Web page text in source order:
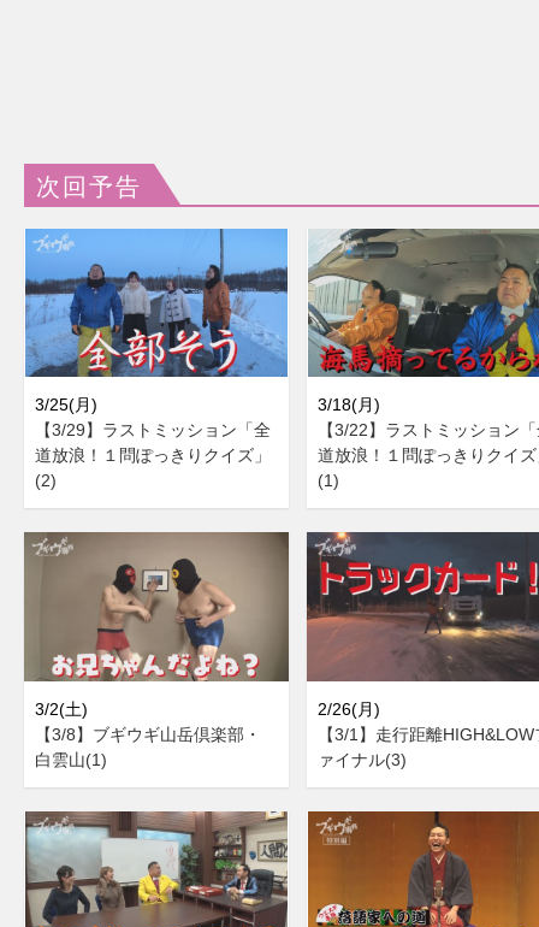
次回予告
3/25(月)
【3/29】ラストミッション「全
道放浪！１問ぽっきりクイズ」
(2)
3/18(月)
【3/22】ラストミッション
道放浪！１問ぽっきりクイ
(1)
3/2(土)
【3/8】ブギウギ山岳倶楽部・
白雲山(1)
2/26(月)
【3/1】走行距離HIGH&LOW
ァイナル(3)